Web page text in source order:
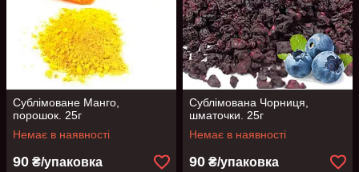
Сублімоване Манго,
порошок. 25г
Немає в наявності
90 ₴/упаковка
Сублімована Чорниця,
шматочки. 25г
Немає в наявності
90 ₴/упаковка